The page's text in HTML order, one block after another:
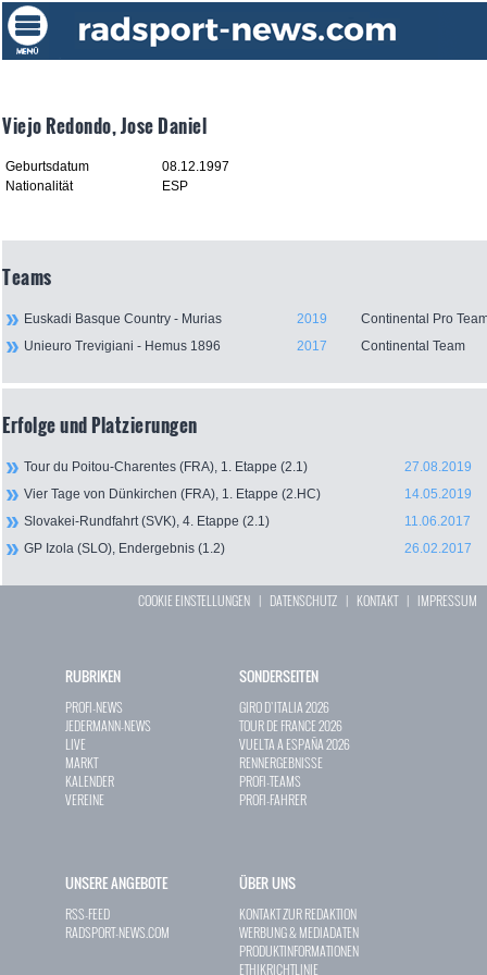
Viejo Redondo, Jose Daniel
Geburtsdatum
08.12.1997
Nationalität
ESP
Teams
Euskadi Basque Country - Murias 2019
Continental Pro
Unieuro Trevigiani - Hemus 1896
2017 Continental Team
Erfolge und Platzierungen
Tour du Poitou-Charentes (FRA), 1. Etappe (2.1)
27.08.2019
Vier Tage von Dünkirchen (FRA), 1. Etappe (2.HC)
14.05.2019
Slovakei-Rundfahrt (SVK), 4. Etappe (2.1)
11.06.2017
GP Izola (SLO), Endergebnis (1.2)
26.02.2017
COOKIE EINSTELLUNGEN | DATENSCHUTZ | KONTAKT| IMPRESSUM
RUBRIKEN
PROFI-NEWS
JEDERMANN-NEWS
LIVE
MARKT
KALENDER
VEREINE
SONDERSEITEN
GIRO D`ITALIA 2026
TOUR DE FRANCE 2026
VUELTA A ESPAÑA 2026
RENNERGEBNISSE
PROFI-TEAMS
PROFI-FAHRER
UNSERE ANGEBOTE
RSS-FEED
RADSPORT-NEWS.COM
ÜBER UNS
KONTAKT ZUR REDAKTION
WERBUNG & MEDIADATEN
PRODUKTINFORMATIONEN
ETHIKRICHTLINIE